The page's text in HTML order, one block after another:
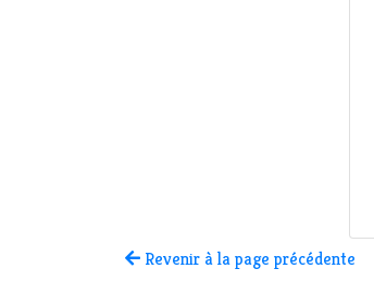
Revenir à la page précédente